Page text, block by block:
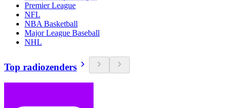
Premier League
NFL
NBA Basketball
Major League Baseball
NHL
Top radiozenders